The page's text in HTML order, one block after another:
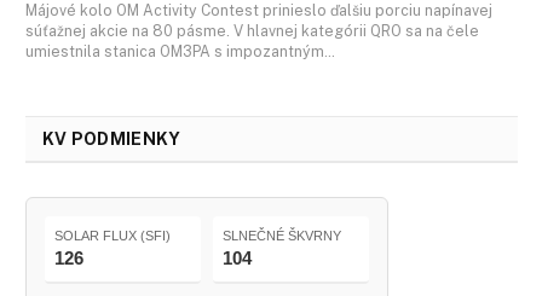
Májové kolo OM Activity Contest prinieslo ďalšiu porciu napínavej
súťažnej akcie na 80 pásme. V hlavnej kategórii QRO sa na čele
umiestnila stanica OM3PA s impozantným…
KV PODMIENKY
SOLAR FLUX (SFI)
126
SLNEČNÉ ŠKVRNY
104